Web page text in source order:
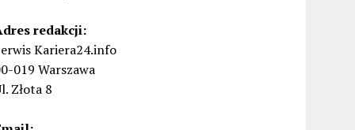
redakcji:
Kariera24.info
019 Warszawa
Złota 8